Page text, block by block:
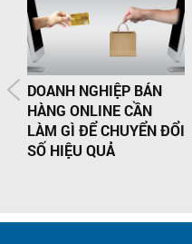
DOANH NGHIỆP BÁN
HÀNG ONLINE CẦN
LÀM GÌ ĐỂ CHUYỂN ĐỔI
SỐ HIỆU QUẢ